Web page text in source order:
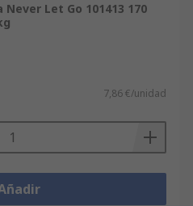
Let Go 101413 170
7,86 €/unidad